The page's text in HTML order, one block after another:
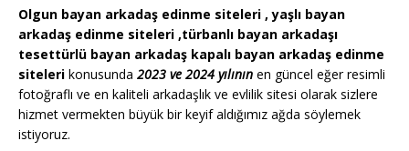
Olgun bayan arkadaş edinme siteleri , yaşlı bayan
arkadaş edinme siteleri ,türbanlı bayan arkadaşı
tesettürlü bayan arkadaş kapalı bayan arkadaş edinme
siteleri konusunda 2023 ve 2024 yılının en güncel eğer resimli
fotoğraflı ve en kaliteli arkadaşlık ve evlilik sitesi olarak sizlere
hizmet vermekten büyük bir keyif aldığımız ağda söylemek
istiyoruz.